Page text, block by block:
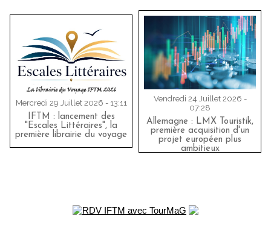
Mercredi 29 Juillet 2026 - 13:11
IFTM : lancement des
"Escales Littéraires", la
première librairie du voyage
Vendredi 24 Juillet 2026 -
07:28
Allemagne : LMX Touristik,
première acquisition d'un
projet européen plus
ambitieux